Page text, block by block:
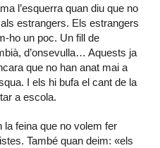
l’esquerra quan diu que no
estrangers. Els estrangers
ho un poc. Un fill de
d’onsevulla… Aquests ja
que no han anat mai a
I els hi bufa el cant de la
a escola.
feina que no volem fer
També quan deim: «els